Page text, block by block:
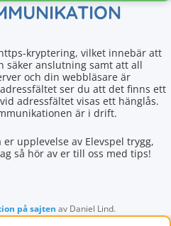
kryptering, vilket innebär att
säker anslutning samt att all
och din webbläsare är
ser du att det finns ett
adressfältet visas ett hänglås.
är i drift.
upplevelse av Elevspel trygg,
så hör av er till oss med tips!
på sajten av Daniel Lind.